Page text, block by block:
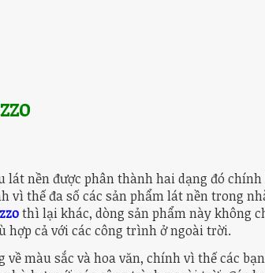
nền được phân thành hai dạng đó chính
thế đa số các sản phẩm lát nền trong
thì lại khác, dòng sản phẩm này không
hợp cả với các công trình ở ngoài trời.
màu sắc và hoa văn, chính vì thế các